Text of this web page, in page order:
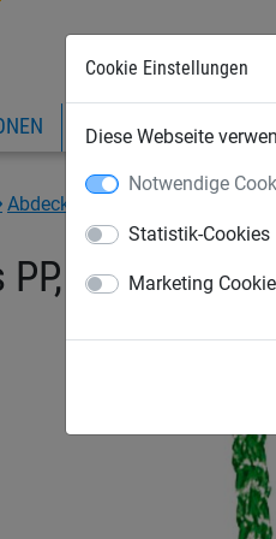
Cookie Einstellungen
Diese Webseite
Notwendige
Statistik-Cookies
Marketing
EXPRESS-SHOP
Abdecknetze und -planen
ca. 3 mm